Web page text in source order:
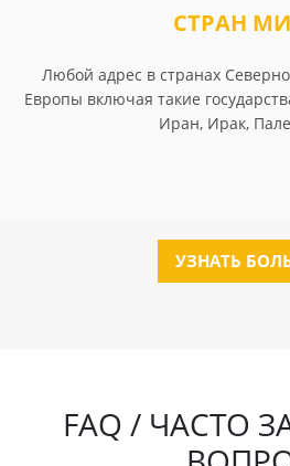
СТРАН
Любой адрес в странах
Европы включая такие
Иран, Ирак,
УЗНАТЬ
FAQ / ЧАСТО